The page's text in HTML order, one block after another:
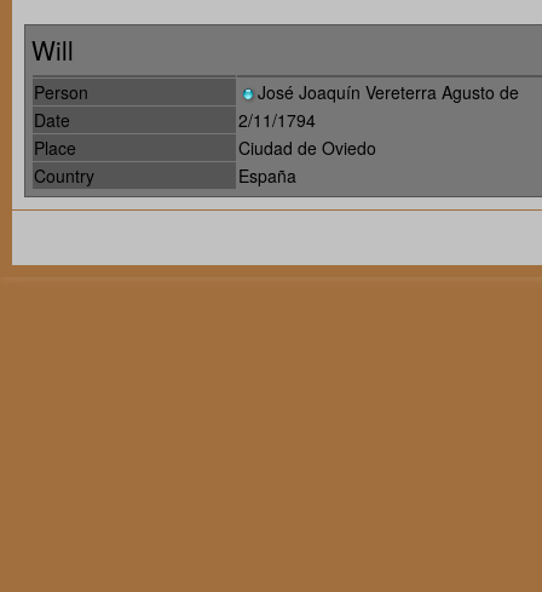
Will
Person
José Joaquín Vereterra Agusto de
Date
2/11/1794
Place
Ciudad de Oviedo
Country
España